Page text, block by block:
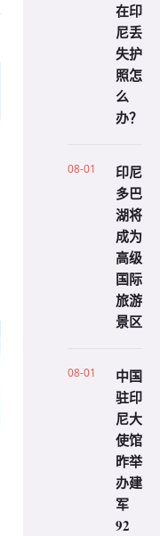
在印
尼丢
失护
照怎
么
办？
08-01
印尼
多巴
湖将
成为
高级
国际
旅游
景区
08-01
中国
驻印
尼大
使馆
昨举
办建
军
92